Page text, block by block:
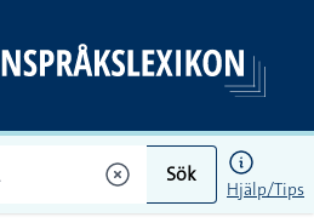
Sök
Hjälp/Tips